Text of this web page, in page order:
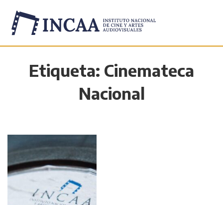
Etiqueta: Cinemateca
Nacional